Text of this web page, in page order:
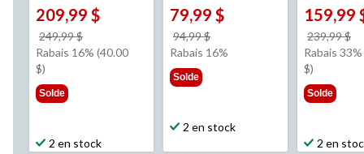
209,99 $
249,99 $
était
Rabais 16% (40.00
$)
Solde
2 en stock
79,99 $
94,99 $
était
Rabais 16%
Solde
2 en stock
159,99
239,99 $
Rabais
$)
Solde
2 en